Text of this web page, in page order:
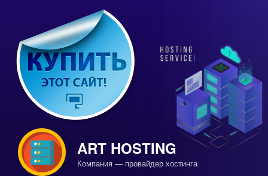
содержимому
ART HOSTING
Компания — провайдер хостинга